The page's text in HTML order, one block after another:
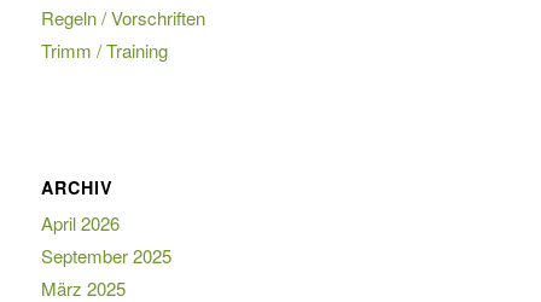
Regeln / Vorschriften
Trimm / Training
ARCHIV
April 2026
September 2025
März 2025